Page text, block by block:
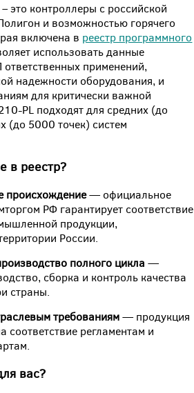
контроллеры с российской
и возможностью горячего
включена в реестр программного
использовать данные
применений,
надежности оборудования, и
для критически важной
PL подходят для средних (до
(до 5000 точек) систем
в реестр?
происхождение— официальное
РФ гарантирует соответствие
продукции,
России.
полного цикла —
сборка и контроль качества
страны.
требованиям— продукция
соответствие регламентам и
вас?